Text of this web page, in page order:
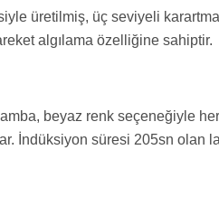
üretilmiş, üç seviyeli
algılama özelliğine sahiptir.
beyaz renk seçeneğiyle
İndüksiyon süresi 205sn olan